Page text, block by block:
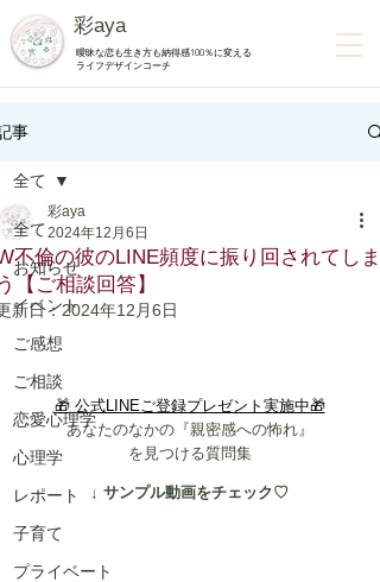
彩aya
曖昧な恋も生き方も納得感100％に変える
ライフデザインコーチ
事
全て
お知らせ
イベント
ご感想
ご相談
恋愛心理学
心理学
レポート
子育て
プライベート
全て
不倫の彼のLINE頻度に振り回されてしま
【ご相談回答】
彩aya
2024年12月6日
新日：2024年12月6日
🎁 公式LINEご登録プレゼント実施中🎁
あなたのなかの『親密感への怖れ』
を見つける質問集
↓ サンプル動画をチェック♡